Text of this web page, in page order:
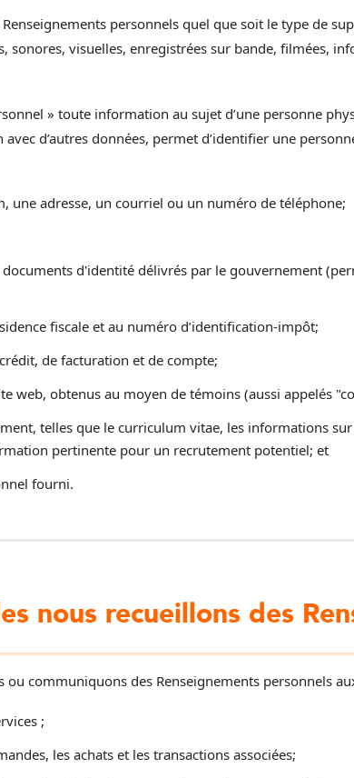
personnels quel que soit le type de
sonores, visuelles, enregistrées sur bande, filmées,
» toute information au sujet d’une personne
d’autres données, permet d’identifier une
une adresse, un courriel ou un numéro de téléphone;
d'identité délivrés par le gouvernement
fiscale et au numéro d’identification-impôt;
de facturation et de compte;
web, obtenus au moyen de témoins (aussi appelés
telles que le curriculum vitae, les informations
pertinente pour un recrutement potentiel; et
fourni.
nous recueillons des
communiquons des Renseignements personnels
;
les achats et les transactions associées;